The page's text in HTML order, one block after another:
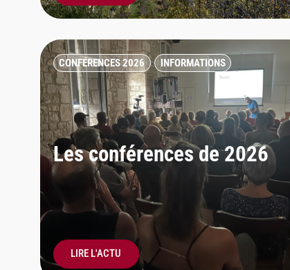
CONFÉRENCES 2026 INFORMATIONS
Les conférences de 2026
LIRE L'ACTU